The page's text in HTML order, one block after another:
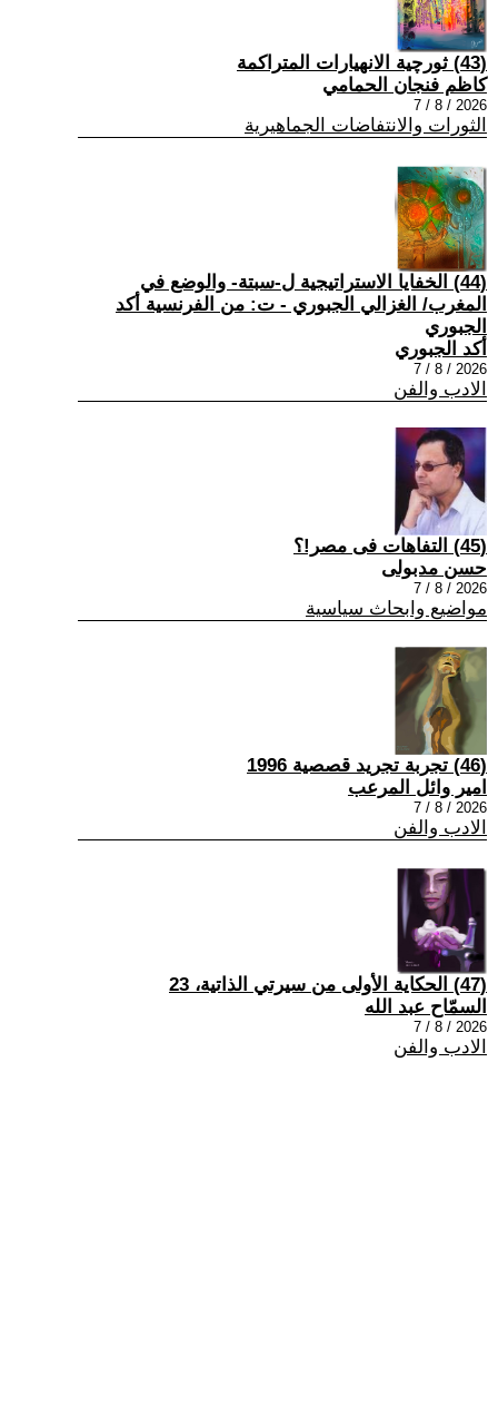
(43) ثورچية الانهيارات المتراكمة
كاظم فنجان الحمامي
2026 / 8 / 7
الثورات والانتفاضات الجماهيرية
(44) الخفايا الاستراتيجية ل-سبتة- والوضع في
المغرب/ الغزالي الجبوري - ت: من الفرنسية أكد
الجبوري
أكد الجبوري
2026 / 8 / 7
الادب والفن
(45) التفاهات فى مصر!؟
حسن مدبولى
2026 / 8 / 7
مواضيع وابحاث سياسية
(46) تجربة تجريد قصصية 1996
امير وائل المرعب
2026 / 8 / 7
الادب والفن
(47) الحكاية الأولى من سيرتي الذاتية، 23
السمّاح عبد الله
2026 / 8 / 7
الادب والفن